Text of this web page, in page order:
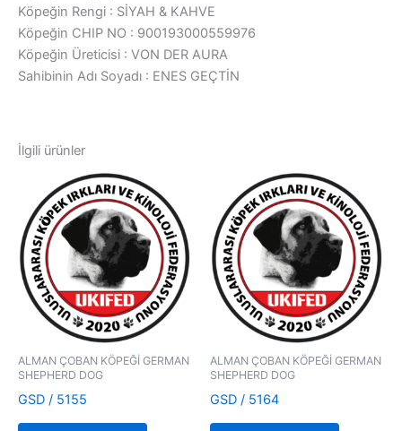
Köpeğin Rengi : SİYAH & KAHVE
Köpeğin CHIP NO : 900193000559976
Köpeğin Üreticisi : VON DER AURA
Sahibinin Adı Soyadı : ENES GEÇTİN
İlgili ürünler
ALMAN ÇOBAN KÖPEĞİ GERMAN
SHEPHERD DOG
GSD / 5155
ALMAN ÇOBAN KÖPEĞİ GERMAN
SHEPHERD DOG
GSD / 5164